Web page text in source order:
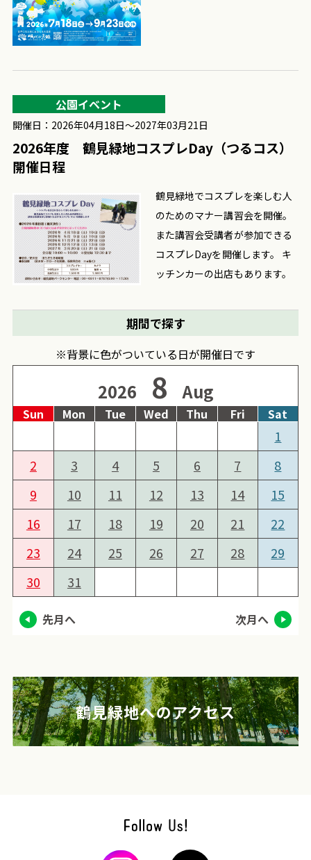
鶴見緑地でコスプレを楽しむ人
のためのマナー講習会を開催。
また講習会受講者が参加できる
コスプレDayを開催します。 キ
ッチンカーの出店もあります。
公園イベント
開催日：2026年04月18日〜2027年03月21日
2026年度 鶴見緑地コスプレDay（つるコス）
開催日程
期間で探す
※背景に色がついている日が開催日です
2026 8 Aug
Sun Mon Tue Wed Thu Fri Sat
1
2
3 4 5 6 7
8
9
10 11 12 13 14
15
16
17 18 19 20 21
22
23
24 25 26 27 28
29
30
31
先月へ 次月へ
鶴見緑地へのアクセス